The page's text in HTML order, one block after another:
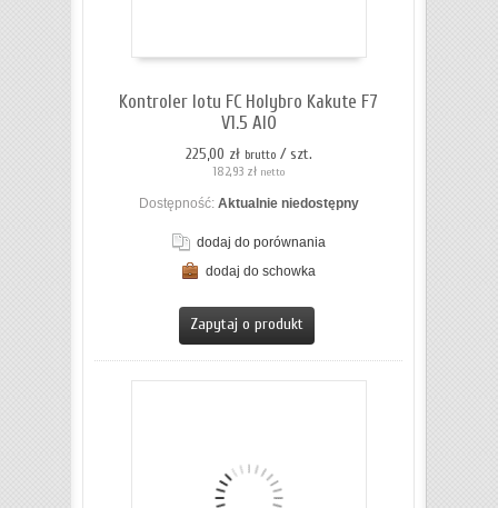
Kontroler lotu FC Holybro Kakute F7
V1.5 AIO
225,00 zł brutto / szt.
182,93 zł netto
Dostępność: Aktualnie niedostępny
dodaj do porównania
dodaj do schowka
Zapytaj o produkt